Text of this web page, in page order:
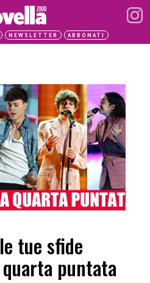
NEWSLETTER ABBONATI
tue sfide
puntata